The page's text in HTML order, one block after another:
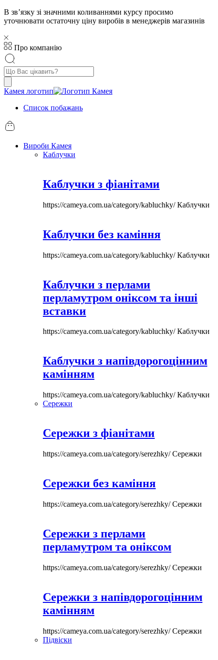
В звʼязку зі значними коливаннями курсу просимо
уточнювати остаточну ціну виробів в менеджерів магазинів
Про компанію
Пошук
товарів
Камея логотип
Список побажань
Вироби Камея
Каблучки
Каблучки з фіанітами
https://cameya.com.ua/category/kabluchky/Каблучки
Каблучки без каміння
https://cameya.com.ua/category/kabluchky/Каблучки
Каблучки з перлами
перламутром оніксом та інші
вставки
https://cameya.com.ua/category/kabluchky/Каблучки
Каблучки з напівдорогоцінним
камінням
https://cameya.com.ua/category/kabluchky/Каблучки
Сережки
Сережки з фіанітами
https://cameya.com.ua/category/serezhky/Сережки
Сережки без каміння
https://cameya.com.ua/category/serezhky/Сережки
Сережки з перлами
перламутром та оніксом
https://cameya.com.ua/category/serezhky/Сережки
Сережки з напівдорогоцінним
камінням
https://cameya.com.ua/category/serezhky/Сережки
Підвіски